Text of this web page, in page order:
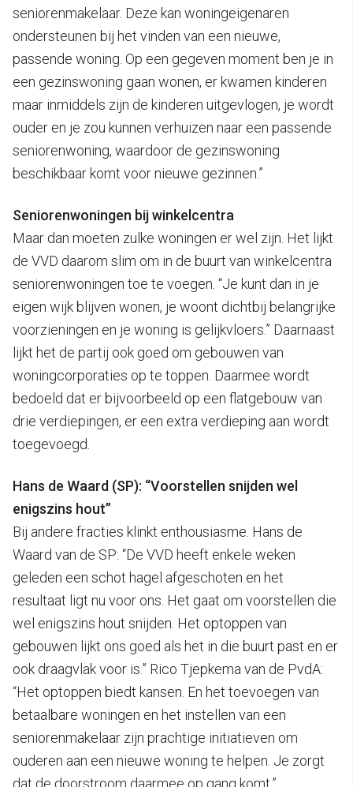
seniorenmakelaar. Deze kan woningeigenaren
ondersteunen bij het vinden van een nieuwe,
passende woning. Op een gegeven moment ben je in
een gezinswoning gaan wonen, er kwamen kinderen
maar inmiddels zijn de kinderen uitgevlogen, je wordt
ouder en je zou kunnen verhuizen naar een passende
seniorenwoning, waardoor de gezinswoning
beschikbaar komt voor nieuwe gezinnen.”
Seniorenwoningen bij winkelcentra
Maar dan moeten zulke woningen er wel zijn. Het lijkt
de VVD daarom slim om in de buurt van winkelcentra
seniorenwoningen toe te voegen. “Je kunt dan in je
eigen wijk blijven wonen, je woont dichtbij belangrijke
voorzieningen en je woning is gelijkvloers.” Daarnaast
lijkt het de partij ook goed om gebouwen van
woningcorporaties op te toppen. Daarmee wordt
bedoeld dat er bijvoorbeeld op een flatgebouw van
drie verdiepingen, er een extra verdieping aan wordt
toegevoegd.
Hans de Waard (SP): “Voorstellen snijden wel
enigszins hout”
Bij andere fracties klinkt enthousiasme. Hans de
Waard van de SP: “De VVD heeft enkele weken
geleden een schot hagel afgeschoten en het
resultaat ligt nu voor ons. Het gaat om voorstellen die
wel enigszins hout snijden. Het optoppen van
gebouwen lijkt ons goed als het in die buurt past en er
ook draagvlak voor is.” Rico Tjepkema van de PvdA:
“Het optoppen biedt kansen. En het toevoegen van
betaalbare woningen en het instellen van een
seniorenmakelaar zijn prachtige initiatieven om
ouderen aan een nieuwe woning te helpen. Je zorgt
dat de doorstroom daarmee op gang komt.”